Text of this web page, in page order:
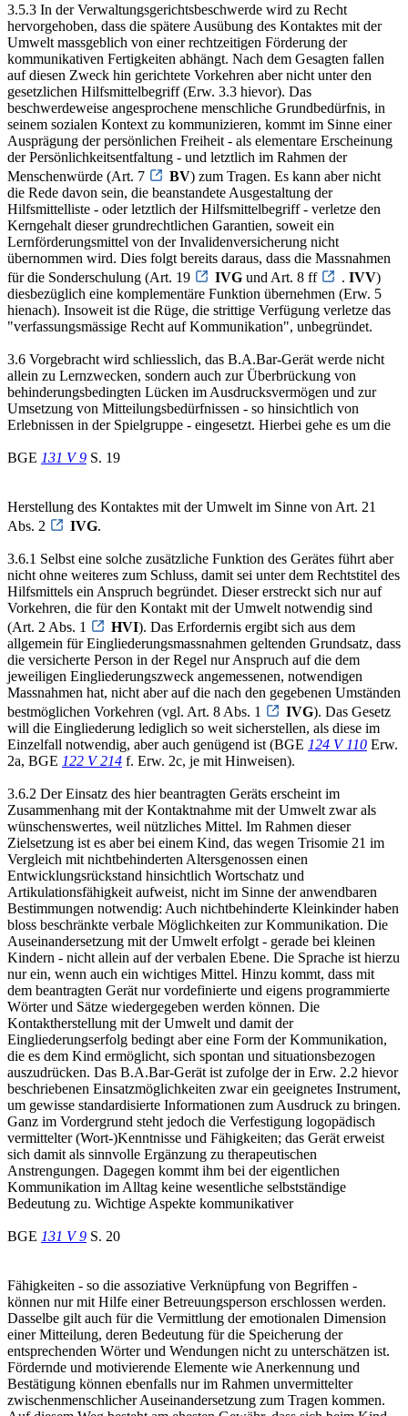
3.5.3 In der Verwaltungsgerichtsbeschwerde wird zu Recht
hervorgehoben, dass die spätere Ausübung des Kontaktes mit der
Umwelt massgeblich von einer rechtzeitigen Förderung der
kommunikativen Fertigkeiten abhängt. Nach dem Gesagten fallen
auf diesen Zweck hin gerichtete Vorkehren aber nicht unter den
gesetzlichen Hilfsmittelbegriff (Erw. 3.3 hievor). Das
beschwerdeweise angesprochene menschliche Grundbedürfnis, in
seinem sozialen Kontext zu kommunizieren, kommt im Sinne einer
Ausprägung der persönlichen Freiheit - als elementare Erscheinung
der Persönlichkeitsentfaltung - und letztlich im Rahmen der
Menschenwürde (Art. 7
BV) zum Tragen. Es kann aber nicht
die Rede davon sein, die beanstandete Ausgestaltung der
Hilfsmittelliste - oder letztlich der Hilfsmittelbegriff - verletze den
Kerngehalt dieser grundrechtlichen Garantien, soweit ein
Lernförderungsmittel von der Invalidenversicherung nicht
übernommen wird. Dies folgt bereits daraus, dass die Massnahmen
für die Sonderschulung (Art. 19
IVG und Art. 8 ff . IVV)
diesbezüglich eine komplementäre Funktion übernehmen (Erw. 5
hienach). Insoweit ist die Rüge, die strittige Verfügung verletze das
"verfassungsmässige Recht auf Kommunikation", unbegründet.
3.6 Vorgebracht wird schliesslich, das B.A.Bar-Gerät werde nicht
allein zu Lernzwecken, sondern auch zur Überbrückung von
behinderungsbedingten Lücken im Ausdrucksvermögen und zur
Umsetzung von Mitteilungsbedürfnissen - so hinsichtlich von
Erlebnissen in der Spielgruppe - eingesetzt. Hierbei gehe es um die
BGE 131 V 9 S. 19
Herstellung des Kontaktes mit der Umwelt im Sinne von Art. 21
Abs. 2
IVG.
3.6.1 Selbst eine solche zusätzliche Funktion des Gerätes führt aber
nicht ohne weiteres zum Schluss, damit sei unter dem Rechtstitel des
Hilfsmittels ein Anspruch begründet. Dieser erstreckt sich nur auf
Vorkehren, die für den Kontakt mit der Umwelt notwendig sind
(Art. 2 Abs. 1
HVI). Das Erfordernis ergibt sich aus dem
allgemein für Eingliederungsmassnahmen geltenden Grundsatz, dass
die versicherte Person in der Regel nur Anspruch auf die dem
jeweiligen Eingliederungszweck angemessenen, notwendigen
Massnahmen hat, nicht aber auf die nach den gegebenen Umständen
bestmöglichen Vorkehren (vgl. Art. 8 Abs. 1
IVG). Das Gesetz
will die Eingliederung lediglich so weit sicherstellen, als diese im
Einzelfall notwendig, aber auch genügend ist (BGE 124 V 110 Erw.
2a, BGE 122 V 214 f. Erw. 2c, je mit Hinweisen).
3.6.2 Der Einsatz des hier beantragten Geräts erscheint im
Zusammenhang mit der Kontaktnahme mit der Umwelt zwar als
wünschenswertes, weil nützliches Mittel. Im Rahmen dieser
Zielsetzung ist es aber bei einem Kind, das wegen Trisomie 21 im
Vergleich mit nichtbehinderten Altersgenossen einen
Entwicklungsrückstand hinsichtlich Wortschatz und
Artikulationsfähigkeit aufweist, nicht im Sinne der anwendbaren
Bestimmungen notwendig: Auch nichtbehinderte Kleinkinder haben
bloss beschränkte verbale Möglichkeiten zur Kommunikation. Die
Auseinandersetzung mit der Umwelt erfolgt - gerade bei kleinen
Kindern - nicht allein auf der verbalen Ebene. Die Sprache ist hierzu
nur ein, wenn auch ein wichtiges Mittel. Hinzu kommt, dass mit
dem beantragten Gerät nur vordefinierte und eigens programmierte
Wörter und Sätze wiedergegeben werden können. Die
Kontaktherstellung mit der Umwelt und damit der
Eingliederungserfolg bedingt aber eine Form der Kommunikation,
die es dem Kind ermöglicht, sich spontan und situationsbezogen
auszudrücken. Das B.A.Bar-Gerät ist zufolge der in Erw. 2.2 hievor
beschriebenen Einsatzmöglichkeiten zwar ein geeignetes Instrument,
um gewisse standardisierte Informationen zum Ausdruck zu bringen.
Ganz im Vordergrund steht jedoch die Verfestigung logopädisch
vermittelter (Wort-)Kenntnisse und Fähigkeiten; das Gerät erweist
sich damit als sinnvolle Ergänzung zu therapeutischen
Anstrengungen. Dagegen kommt ihm bei der eigentlichen
Kommunikation im Alltag keine wesentliche selbstständige
Bedeutung zu. Wichtige Aspekte kommunikativer
BGE 131 V 9 S. 20
Fähigkeiten - so die assoziative Verknüpfung von Begriffen -
können nur mit Hilfe einer Betreuungsperson erschlossen werden.
Dasselbe gilt auch für die Vermittlung der emotionalen Dimension
einer Mitteilung, deren Bedeutung für die Speicherung der
entsprechenden Wörter und Wendungen nicht zu unterschätzen ist.
Fördernde und motivierende Elemente wie Anerkennung und
Bestätigung können ebenfalls nur im Rahmen unvermittelter
zwischenmenschlicher Auseinandersetzung zum Tragen kommen.